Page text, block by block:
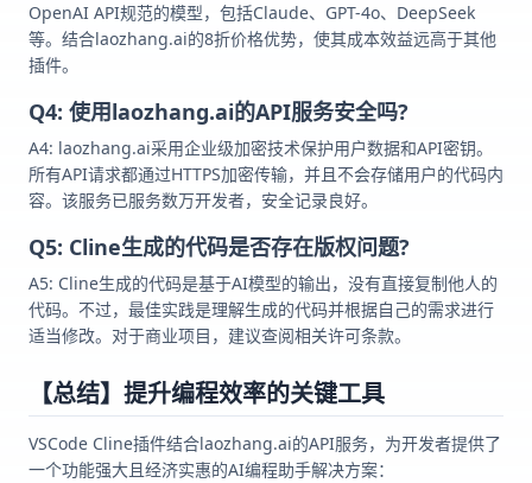
OpenAI API规范的模型，包括Claude、GPT-4o、DeepSeek
等。结合laozhang.ai的8折价格优势，使其成本效益远高于其他
插件。
Q4: 使用laozhang.ai的API服务安全吗?
A4: laozhang.ai采用企业级加密技术保护用户数据和API密钥。
所有API请求都通过HTTPS加密传输，并且不会存储用户的代码内
容。该服务已服务数万开发者，安全记录良好。
Q5: Cline生成的代码是否存在版权问题?
A5: Cline生成的代码是基于AI模型的输出，没有直接复制他人的
代码。不过，最佳实践是理解生成的代码并根据自己的需求进行
适当修改。对于商业项目，建议查阅相关许可条款。
【总结】提升编程效率的关键工具
VSCode Cline插件结合laozhang.ai的API服务，为开发者提供了
一个功能强大且经济实惠的AI编程助手解决方案：